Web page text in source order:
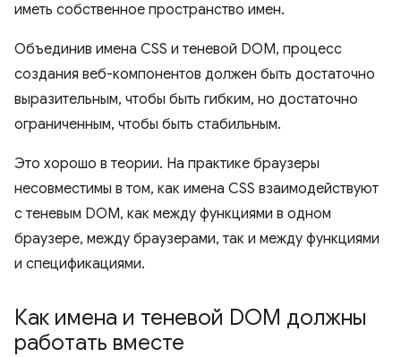
иметь собственное пространство имен.
Объединив имена CSS и теневой DOM, процесс
создания веб-компонентов должен быть достаточно
выразительным, чтобы быть гибким, но достаточно
ограниченным, чтобы быть стабильным.
Это хорошо в теории. На практике браузеры
несовместимы в том, как имена CSS взаимодействуют
с теневым DOM, как между функциями в одном
браузере, между браузерами, так и между функциями
и спецификациями.
Как имена и теневой DOM должны
работать вместе